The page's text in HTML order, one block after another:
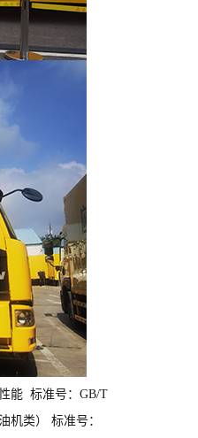
能 标准号：GB/T
机类） 标准号：